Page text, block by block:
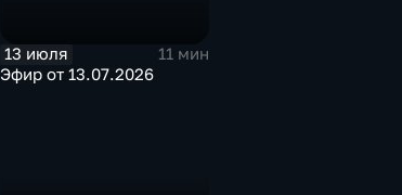
13 июля
11 мин
Эфир от 13.07.2026